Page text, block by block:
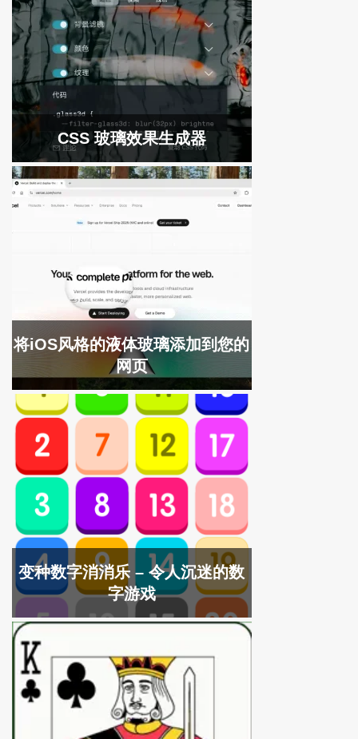
CSS 玻璃效果生成器
将iOS风格的液体玻璃添加到您的
网页
变种数字消消乐 – 令人沉迷的数
字游戏